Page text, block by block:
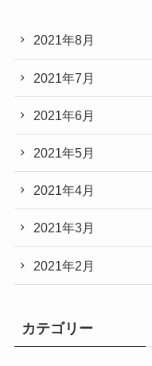
2021年8月
2021年7月
2021年6月
2021年5月
2021年4月
2021年3月
2021年2月
カテゴリー